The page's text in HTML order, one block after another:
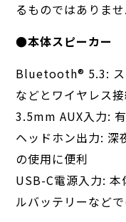
るものではありま
●本体スピーカー
Bluetooth®︎ 5.3: ス
などとワイヤレス
3.5mm AUX入力:
ヘッドホン出力: 深
の使用に便利
USB-C電源入力: 本
ルバッテリーなど